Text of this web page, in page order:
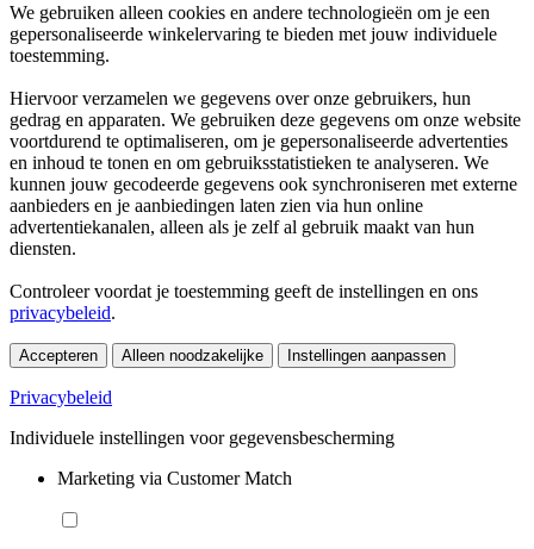
We gebruiken alleen cookies en andere technologieën om je een
gepersonaliseerde winkelervaring te bieden met jouw individuele
toestemming.
Hiervoor verzamelen we gegevens over onze gebruikers, hun
gedrag en apparaten. We gebruiken deze gegevens om onze website
voortdurend te optimaliseren, om je gepersonaliseerde advertenties
en inhoud te tonen en om gebruiksstatistieken te analyseren. We
kunnen jouw gecodeerde gegevens ook synchroniseren met externe
aanbieders en je aanbiedingen laten zien via hun online
advertentiekanalen, alleen als je zelf al gebruik maakt van hun
diensten.
Controleer voordat je toestemming geeft de instellingen en ons
privacybeleid.
Accepteren Alleen noodzakelijke Instellingen aanpassen
Privacybeleid
Individuele instellingen voor gegevensbescherming
Marketing via Customer Match